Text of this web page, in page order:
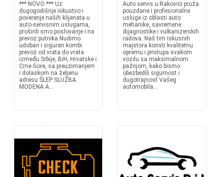
*** NOVO *** Uz
dugogodišnje iskustvo i
poverenje naših klijenata u
auto-servisnim uslugama,
proširili smo poslovanje i na
prevoz putnika.Nudimo
udoban i siguran kombi
prevoz od vrata do vrata
između Srbije, BiH, Hrvatske i
Crne Gore, sa preuzimanjem
i dolaskom na željenu
adresu.ŠLEP SLUŽBA
MODENA A...
Auto servis u Rakovici pruža
pouzdane i profesionalne
usluge iz oblasti auto
mehanike, savremene
dijagnostike i vulkanizerskih
radova. Naš tim iskusnih
majstora koristi kvalitetnu
opremu i pristupa svakom
vozilu sa maksimalnom
pažnjom, kako bismo
obezbedili sigurnost i
dugotrajnost Vašeg
automobila...